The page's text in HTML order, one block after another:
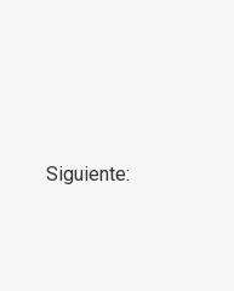
Siguiente: